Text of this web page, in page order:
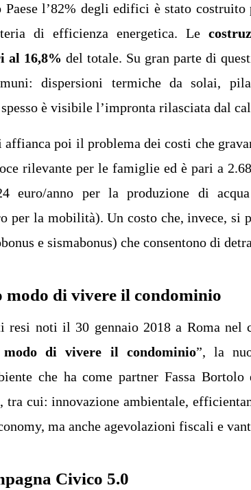
Paese l’82% degli edifici è stato
di efficienza energetica. Le
al 16,8% del totale. Su gran parte di
dispersioni termiche da solai,
è visibile l’impronta rilasciata dal
affianca poi il problema dei costi che
rilevante per le famiglie ed è pari a
euro/anno per la produzione di
per la mobilità). Un costo che, invece, si
e sismabonus) che consentono di
modo di vivere il condominio
resi noti il 30 gennaio 2018 a Roma nel
di vivere il condominio”, la
che ha come partner Fassa
cui: innovazione ambientale,
ma anche agevolazioni fiscali e
Civico 5.0